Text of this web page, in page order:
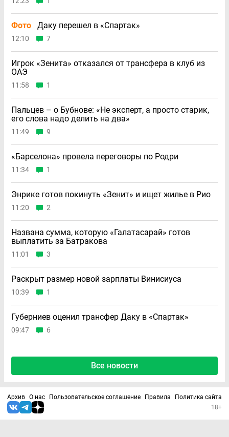
Фото Даку перешел в «Спартак»
12:10 7
Игрок «Зенита» отказался от трансфера в клуб из
ОАЭ
11:58 1
Пальцев – о Бубнове: «Не эксперт, а просто старик,
его слова надо делить на два»
11:49 9
«Барселона» провела переговоры по Родри
11:34 1
Энрике готов покинуть «Зенит» и ищет жилье в Рио
11:20 2
Названа сумма, которую «Галатасарай» готов
выплатить за Батракова
11:01 3
Раскрыт размер новой зарплаты Винисиуса
10:39 1
Губерниев оценил трансфер Даку в «Спартак»
09:47 6
Все новости
Архив О нас Пользовательское соглашение Правила
Политика сайта
18+